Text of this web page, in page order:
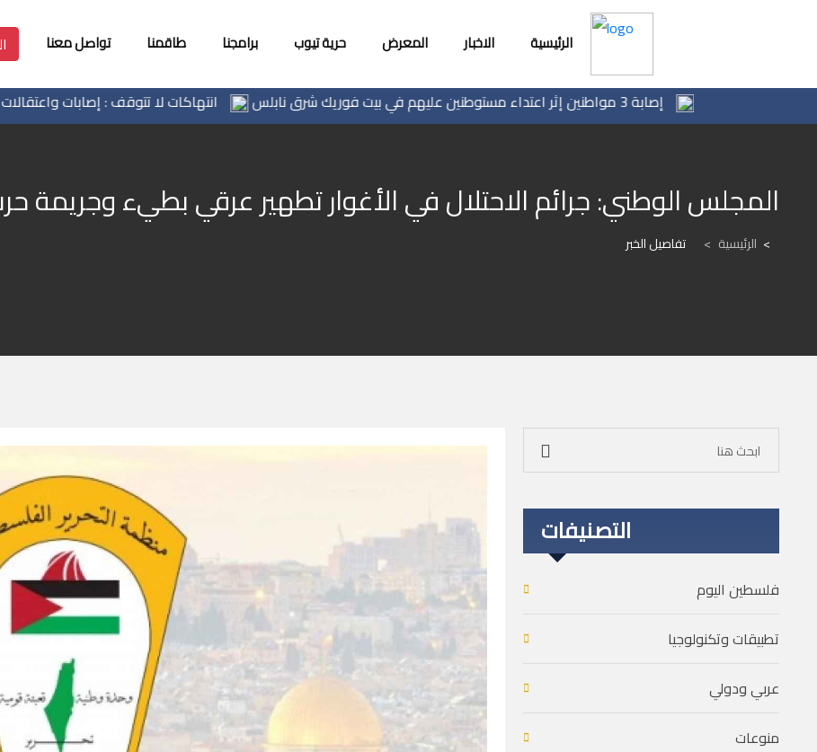
الرئيسية الاخبار المعرض حرية تيوب برامجنا طاقمنا تواصل معنا
انتهاكات لا تتوقف : إصابات واعتقالات إصابة 3 مواطنين إثر اعتداء مستوطنين عليهم في بيت فوريك شرق نابلس
المجلس الوطني: جرائم الاحتلال في الأغوار تطهير عرقي بطيء وجريمة
الرئيسية > تفاصيل الخبر
التصنيفات
فلسطين اليوم
تطبيقات وتكنولوجيا
عربي ودولي
منوعات